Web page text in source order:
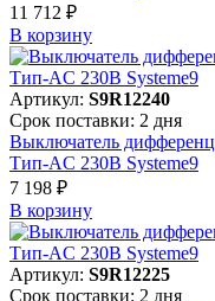
11 712 ₽
В корзинy
Артикул: S9R12240
Срок поставки: 2 дня
Выключатель
Тип-AC 230В Systeme9
7 198 ₽
В корзинy
Артикул: S9R12225
Срок поставки: 2 дня